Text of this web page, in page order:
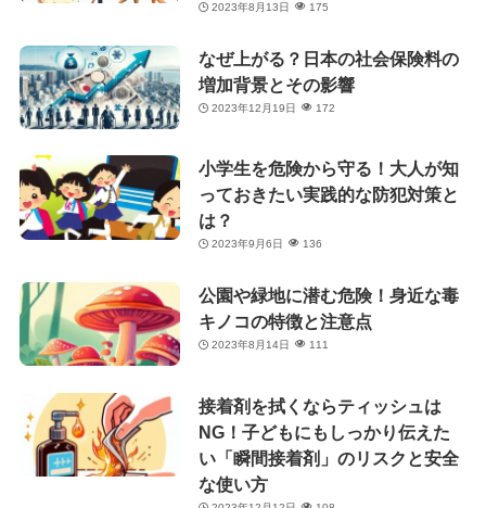
2023年8月13日 175
なぜ上がる？日本の社会保険料の
増加背景とその影響
2023年12月19日 172
小学生を危険から守る！大人が知
っておきたい実践的な防犯対策と
は？
2023年9月6日 136
公園や緑地に潜む危険！身近な毒
キノコの特徴と注意点
2023年8月14日 111
接着剤を拭くならティッシュは
NG！子どもにもしっかり伝えた
い「瞬間接着剤」のリスクと安全
な使い方